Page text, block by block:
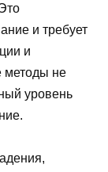
и требует
и
методы не
уровень